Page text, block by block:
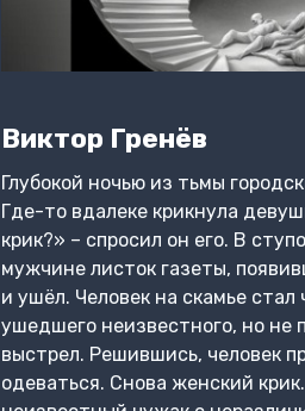
Виктор Гренёв
Глубокой ночью из тьмы
Где-то вдалеке крикнула
крик?» – спросил он его. В
мужчине листок газеты,
и ушёл. Человек на скамье
ушедшего неизвестного, но не
выстрел. Решившись, человек
одеваться. Снова женский